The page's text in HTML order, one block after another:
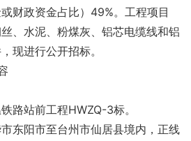
财政资金占比）49%。工程项目
、水泥、粉煤灰、铝芯电缆线和铝
现进行公开招标。
路站前工程HWZQ-3标。
市东阳市至台州市仙居县境内，正线